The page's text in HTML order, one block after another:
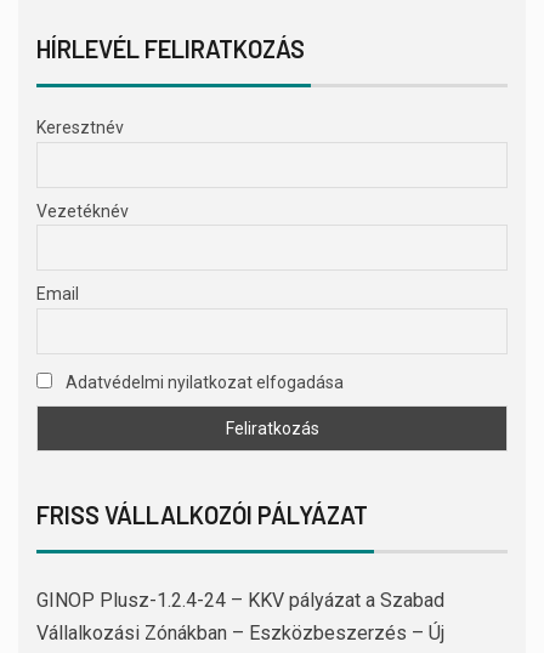
HÍRLEVÉL FELIRATKOZÁS
Keresztnév
Vezetéknév
Email
Adatvédelmi nyilatkozat elfogadása
FRISS VÁLLALKOZÓI PÁLYÁZAT
GINOP Plusz-1.2.4-24 – KKV pályázat a Szabad
Vállalkozási Zónákban – Eszközbeszerzés – Új